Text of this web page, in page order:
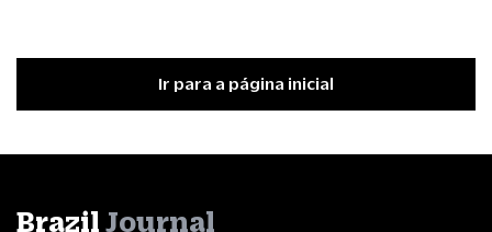
Ir para a página inicial
Brazil Journal